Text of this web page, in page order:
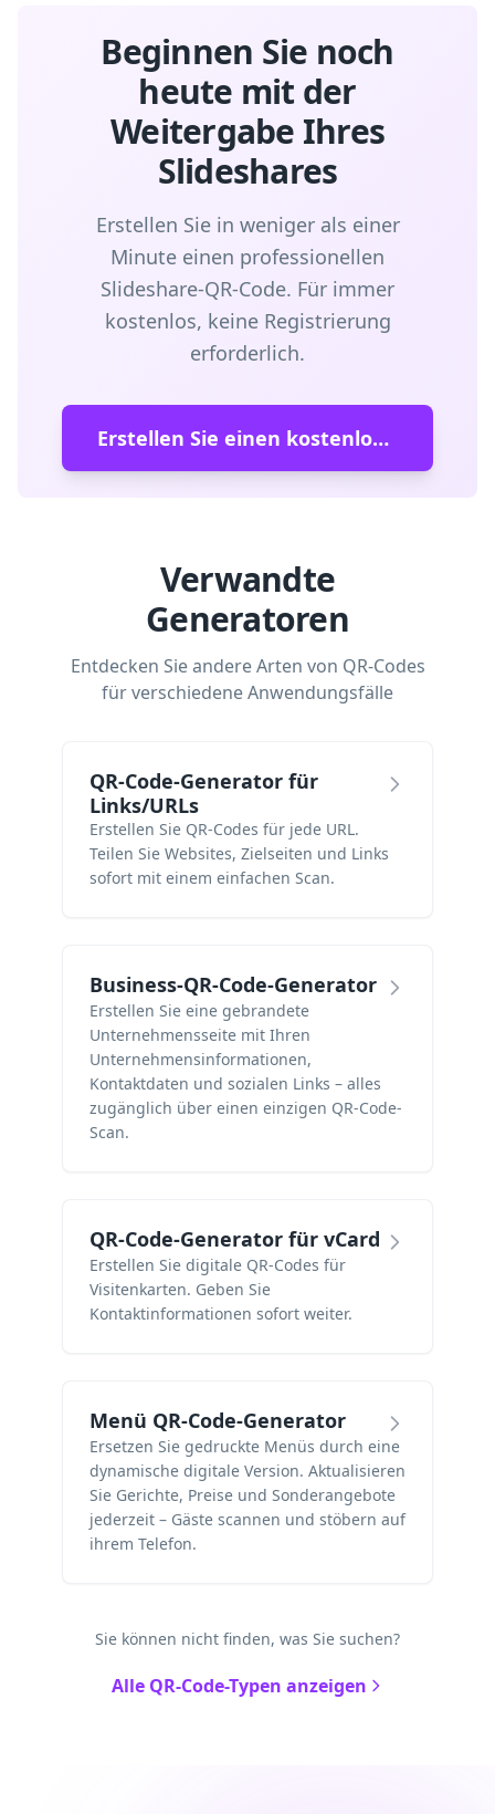
Beginnen Sie noch
heute mit der
Weitergabe Ihres
Slideshares
Erstellen Sie in weniger als einer
Minute einen professionellen
Slideshare-QR-Code. Für immer
kostenlos, keine Registrierung
erforderlich.
Erstellen Sie einen kostenlosen QR-Code
Verwandte
Generatoren
Entdecken Sie andere Arten von QR-Codes
für verschiedene Anwendungsfälle
QR-Code-Generator für
Links/URLs
Erstellen Sie QR-Codes für jede URL.
Teilen Sie Websites, Zielseiten und Links
sofort mit einem einfachen Scan.
Business-QR-Code-Generator
Erstellen Sie eine gebrandete
Unternehmensseite mit Ihren
Unternehmensinformationen,
Kontaktdaten und sozialen Links – alles
zugänglich über einen einzigen QR-Code-
Scan.
QR-Code-Generator für vCard
Erstellen Sie digitale QR-Codes für
Visitenkarten. Geben Sie
Kontaktinformationen sofort weiter.
Menü QR-Code-Generator
Ersetzen Sie gedruckte Menüs durch eine
dynamische digitale Version. Aktualisieren
Sie Gerichte, Preise und Sonderangebote
jederzeit – Gäste scannen und stöbern auf
ihrem Telefon.
Sie können nicht finden, was Sie suchen?
Alle QR-Code-Typen anzeigen